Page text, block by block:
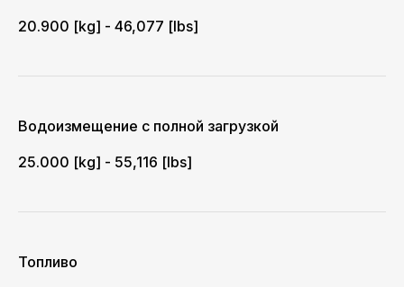
20.900 [kg] - 46,077 [lbs]
Водоизмещение с полной загрузкой
25.000 [kg] - 55,116 [lbs]
Топливо